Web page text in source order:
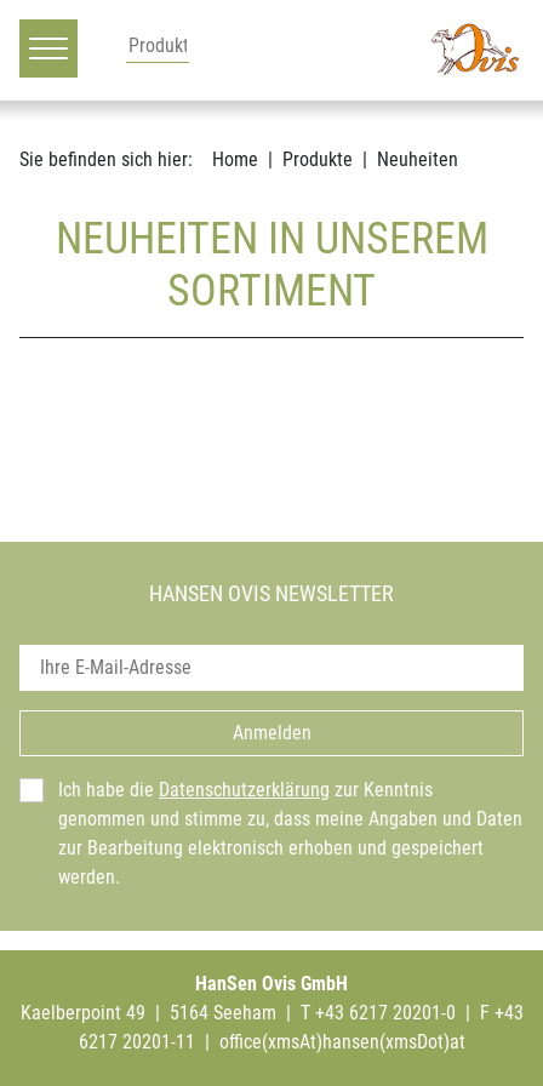
Hauptnavigation
Zum Inhalt
Sie befinden sich hier: Home Produkte Neuheiten
NEUHEITEN IN UNSEREM
SORTIMENT
HANSEN OVIS NEWSLETTER
Anmelden
Ich habe die Datenschutzerklärung zur Kenntnis
genommen und stimme zu, dass meine Angaben und Daten
zur Bearbeitung elektronisch erhoben und gespeichert
werden.
HanSen Ovis GmbH
Kaelberpoint 49 | 5164 Seeham | T +43 6217 20201-0 | F +43
6217 20201-11 | office(xmsAt)hansen(xmsDot)at